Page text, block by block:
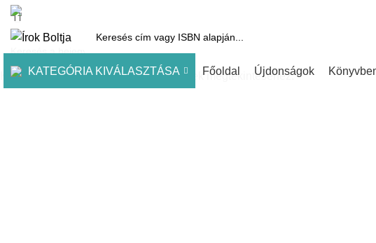
KATEGÓRIA KIVÁLASZTÁSA Főoldal Újdonságok
Kezdje el gépelni a keresett bejegyzések megtekintéséhez.